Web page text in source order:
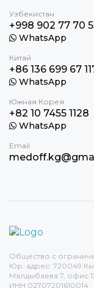
Узбекистан
+998 902 77 70
WhatsApp
Китай
+86 136 699 67
WhatsApp
Южная Корея
+82 10 7455 1128
WhatsApp
Email
Общество с
Юр. адрес: 720049
Малдыбаева 7, офис
ИНН 02707201610014